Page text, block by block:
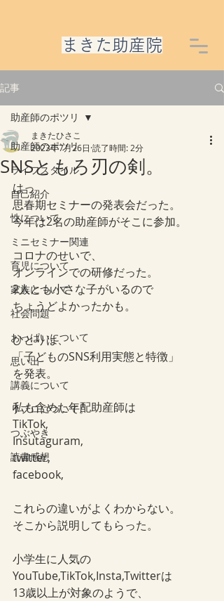
​まきた助産院
記事
助産師のポツリ
ライフスタイル
自己紹介
性について
ミニセミナー関連
育児について
家族について
社会問題
おっぱいについて
思い出
講義について
リプロについて。
つぶやき
読書感想
助産師のポツリ
SNSともろ刃の剣。
まきたひさこ
2023年7月26日 読了時間: 2分
はっ
思春期セミナーの発表会だった。
今年は2名の助産師がそこに参加。
コロナのせいで、
オンラインでの研修だった。
2人とも小さな子がいるので
ちょうどよかったかも。
ひとりは、
「子どものSNS利用実態と特徴」
を発表。
私も含めた年配助産師は
TikTok,
Insutaguram,
twitter,
facebook,
これらの違いがよくわからない。
そこから説明してもらった。
小学生に人気の
YouTube,TikTok,Insta,Twitterは
13歳以上が対象のようで、